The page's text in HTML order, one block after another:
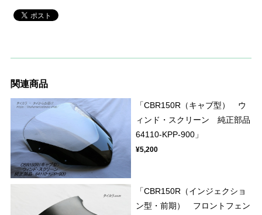
関連商品
「CBR150R（キャブ型） ウ
ィンド・スクリーン 純正部品
64110-KPP-900」
¥5,200
「CBR150R（インジェクショ
ン型・前期） フロントフェン